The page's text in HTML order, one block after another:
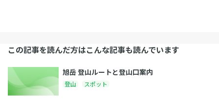
この記事を読んだ方はこんな記事も読んでいます
旭岳 登山ルートと登山口案内
登山 スポット